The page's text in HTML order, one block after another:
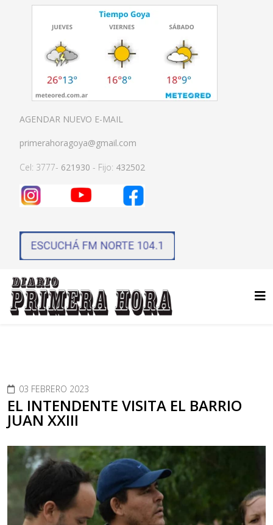
AGENDAR NUEVO E-MAIL
primerahoragoya@gmail.com
Cel: 3777- 621930 - Fijo: 432502
03 FEBRERO 2023
EL INTENDENTE VISITA EL BARRIO
JUAN XXIII